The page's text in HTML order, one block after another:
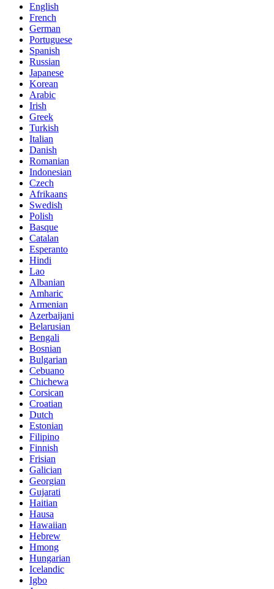
English
French
German
Portuguese
Spanish
Russian
Japanese
Korean
Arabic
Irish
Greek
Turkish
Italian
Danish
Romanian
Indonesian
Czech
Afrikaans
Swedish
Polish
Basque
Catalan
Esperanto
Hindi
Lao
Albanian
Amharic
Armenian
Azerbaijani
Belarusian
Bengali
Bosnian
Bulgarian
Cebuano
Chichewa
Corsican
Croatian
Dutch
Estonian
Filipino
Finnish
Frisian
Galician
Georgian
Gujarati
Haitian
Hausa
Hawaiian
Hebrew
Hmong
Hungarian
Icelandic
Igbo